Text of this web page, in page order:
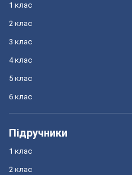
1 клас
2 клас
3 клас
4 клас
5 клас
6 клас
Підручники
1 клас
2 клас